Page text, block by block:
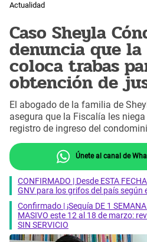
Actualidad
Caso Sheyla
denuncia que la
coloca trabas
obtención de
El abogado de la familia de
asegura que la Fiscalía les
registro de ingreso del
Únete al canal de
CONFIRMADO | Desde ESTA
GNV para los grifos del país según
Confirmado | ¡Sequía DE 1
MASIVO este 12 al 18 de marzo:
SIN SERVICIO